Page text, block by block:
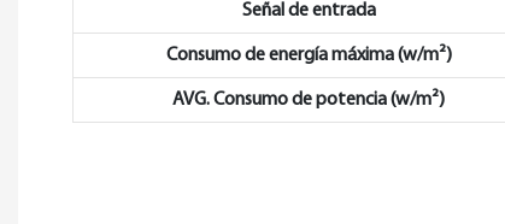
Señal de entrada
Consumo de energía máxima (w/m²)
AVG. Consumo de potencia (w/m²)